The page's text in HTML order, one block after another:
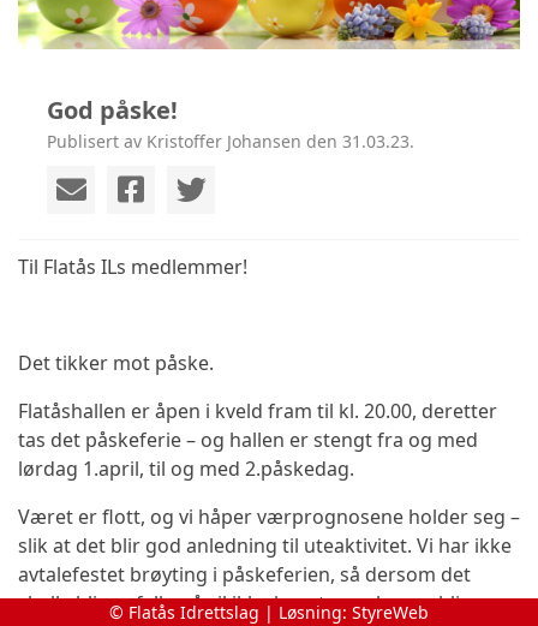
God påske!
Publisert av Kristoffer Johansen den 31.03.23.
Til Flatås ILs medlemmer!
Det tikker mot påske.
Flatåshallen er åpen i kveld fram til kl. 20.00, deretter
tas det påskeferie – og hallen er stengt fra og med
lørdag 1.april, til og med 2.påskedag.
Været er flott, og vi håper værprognosene holder seg –
slik at det blir god anledning til uteaktivitet. Vi har ikke
avtalefestet brøyting i påskeferien, så dersom det
skulle bli snøfall – så vil ikke kunstgressbanen bli
© Flatås Idrettslag | Løsning: StyreWeb